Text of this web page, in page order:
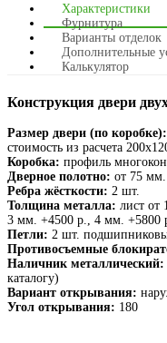
Характеристики
Фурнитура
Варианты отделок
Дополнительные
Калькулятор
Конструкция двери
Размер двери (по коробке):
стоимость из расчета
Коробка: профиль
Дверное полотно: от 75 мм.
Ребра жёсткости: 2 шт.
Толщина металла: лист
3 мм. +4500 р., 4 мм. +5800
Петли: 2 шт.
Противосъемные
Наличник металлический:
каталогу)
Вариант открывания:
Угол открывания: 180